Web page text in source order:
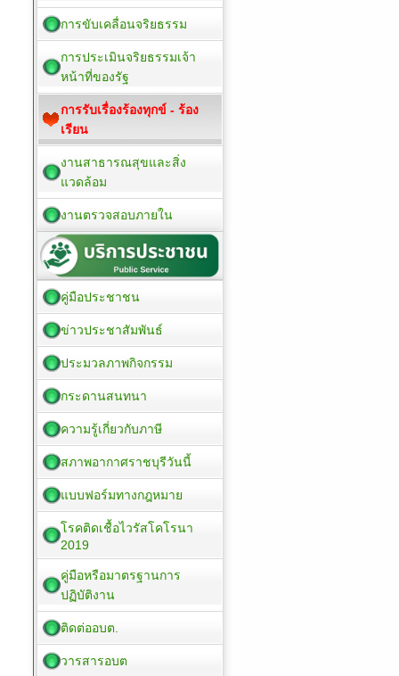
การขับเคลื่อนจริยธรรม
การประเมินจริยธรรมเจ้า
หน้าที่ของรัฐ
การรับเรื่องร้องทุกข์ - ร้อง
เรียน
งานสาธารณสุขและสิ่ง
แวดล้อม
งานตรวจสอบภายใน
คู่มือประชาชน
ข่าวประชาสัมพันธ์
ประมวลภาพกิจกรรม
กระดานสนทนา
ความรู้เกี่ยวกับภาษี
สภาพอากาศราชบุรีวันนี้
แบบฟอร์มทางกฎหมาย
โรคติดเชื้อไวรัสโคโรนา
2019
คู่มือหรือมาตรฐานการ
ปฏิบัติงาน
ติดต่ออบต.
วารสารอบต